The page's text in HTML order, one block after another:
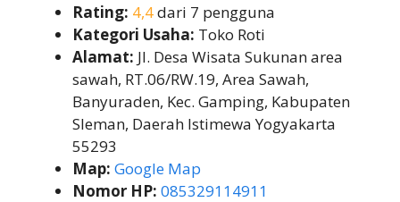
Rating: 4,4dari 7 pengguna
Kategori Usaha: Toko Roti
Alamat: Jl. Desa Wisata Sukunan area
sawah, RT.06/RW.19, Area Sawah,
Banyuraden, Kec. Gamping, Kabupaten
Sleman, Daerah Istimewa Yogyakarta
55293
Map: Google Map
Nomor HP: 085329114911